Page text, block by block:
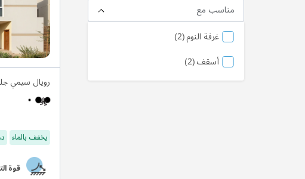
رويال سيمي
يخفف بالماء
قوة
مناسب مع
غرفة النوم 2منتج
أسقف 2منتج